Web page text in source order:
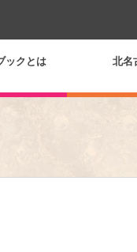
ックとは 北名